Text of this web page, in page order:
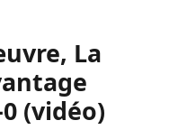
La
(vidéo)